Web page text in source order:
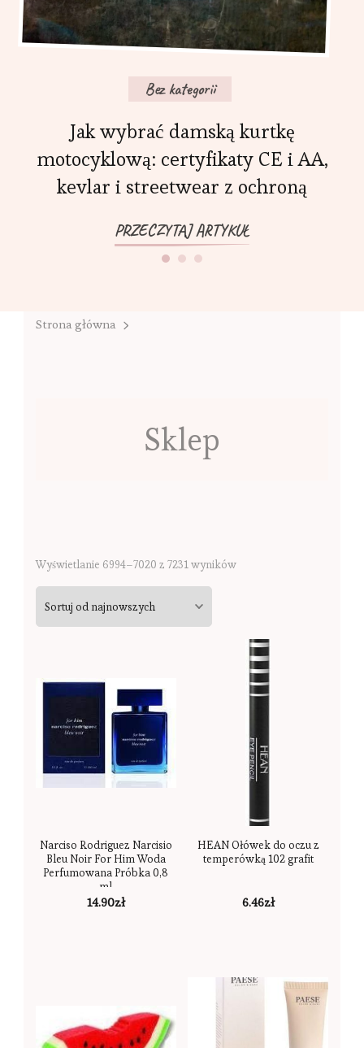
Bez kategorii
Jak wybrać damską kurtkę
motocyklową: certyfikaty CE i AA,
kevlar i streetwear z ochroną
PRZECZYTAJ ARTYKUŁ
Strona główna
Sklep
Wyświetlanie 6994–7020 z 7231 wynikówSorted
Narciso Rodriguez Narcisio
Bleu Noir For Him Woda
Perfumowana Próbka 0,8
ml
14.90zł
HEAN Ołówek do oczu z
temperówką 102 grafit
6.46zł